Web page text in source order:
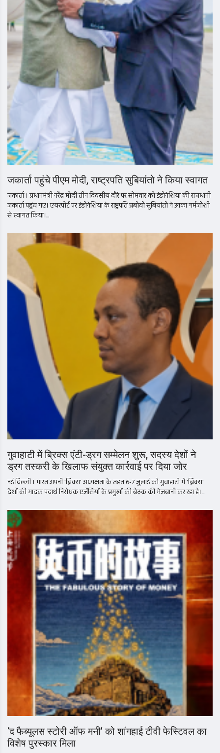
जकार्ता पहुंचे पीएम मोदी, राष्ट्रपति सुबियांतो ने किया स्वागत
जकार्ता । प्रधानमंत्री नरेंद्र मोदी तीन दिवसीय दौरे पर सोमवार को इंडोनेशिया की राजधानी
जकार्ता पहुंच गए। एयरपोर्ट पर इंडोनेशिया के राष्ट्रपति प्रबोवो सुबियांतो ने उनका गर्मजोशी
से स्वागत किया।...
गुवाहाटी में ब्रिक्स एंटी-ड्रग सम्मेलन शुरू, सदस्य देशों ने
ड्रग तस्करी के खिलाफ संयुक्त कार्रवाई पर दिया जोर
नई दिल्ली । भारत अपनी 'ब्रिक्स' अध्यक्षता के तहत 6-7 जुलाई को गुवाहाटी में 'ब्रिक्स'
देशों की मादक पदार्थ निरोधक एजेंसियों के प्रमुखों की बैठक की मेजबानी कर रहा है।...
‘द फैब्यूलस स्टोरी ऑफ मनी’ को शांगहाई टीवी फेस्टिवल का
विशेष पुरस्कार मिला